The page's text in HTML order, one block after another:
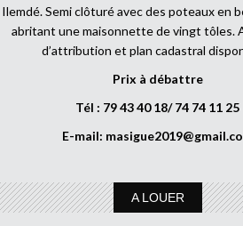
Ilemdé. Semi clôturé avec des poteaux en
abritant une maisonnette de vingt tôles.
d’attribution et plan cadastral
Prix à débattre
Tél : 79 43 40 18/ 74 74 11 25
E-mail:
A LOUER